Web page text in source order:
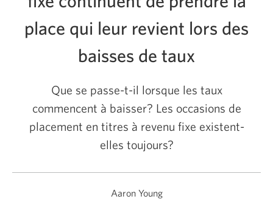
place qui leur revient lors des
baisses de taux
Que se passe-t-il lorsque les taux
commencent à baisser? Les occasions de
placement en titres à revenu fixe existent-
elles toujours?
Aaron Young